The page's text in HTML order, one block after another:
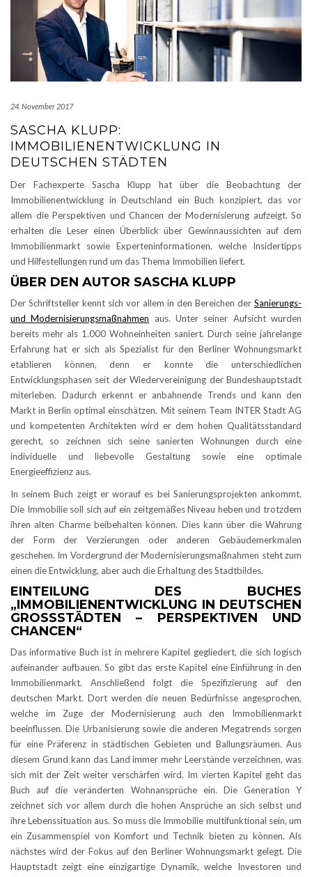
24. November 2017
SASCHA KLUPP:
IMMOBILIENENTWICKLUNG IN
DEUTSCHEN STÄDTEN
Der Fachexperte Sascha Klupp hat über die Beobachtung der
Immobilienentwicklung in Deutschland ein Buch konzipiert, das vor
allem die Perspektiven und Chancen der Modernisierung aufzeigt. So
erhalten die Leser einen Überblick über Gewinnaussichten auf dem
Immobilienmarkt sowie Experteninformationen, welche Insidertipps
und Hilfestellungen rund um das Thema Immobilien liefert.
ÜBER DEN AUTOR SASCHA KLUPP
Der Schriftsteller kennt sich vor allem in den Bereichen der Sanierungs-
und Modernisierungsmaßnahmen aus. Unter seiner Aufsicht wurden
bereits mehr als 1.000 Wohneinheiten saniert. Durch seine jahrelange
Erfahrung hat er sich als Spezialist für den Berliner Wohnungsmarkt
etablieren können, denn er konnte die unterschiedlichen
Entwicklungsphasen seit der Wiedervereinigung der Bundeshauptstadt
miterleben. Dadurch erkennt er anbahnende Trends und kann den
Markt in Berlin optimal einschätzen. Mit seinem Team INTER Stadt AG
und kompetenten Architekten wird er dem hohen Qualitätsstandard
gerecht, so zeichnen sich seine sanierten Wohnungen durch eine
individuelle und liebevolle Gestaltung sowie eine optimale
Energieeffizienz aus.
In seinem Buch zeigt er worauf es bei Sanierungsprojekten ankommt.
Die Immobilie soll sich auf ein zeitgemäßes Niveau heben und trotzdem
ihren alten Charme beibehalten können. Dies kann über die Wahrung
der Form der Verzierungen oder anderen Gebäudemerkmalen
geschehen. Im Vordergrund der Modernisierungsmaßnahmen steht zum
einen die Entwicklung, aber auch die Erhaltung des Stadtbildes.
EINTEILUNG DES BUCHES
„IMMOBILIENENTWICKLUNG IN DEUTSCHEN
GROSSSTÄDTEN – PERSPEKTIVEN UND C
HANCEN“
Das informative Buch ist in mehrere Kapitel gegliedert, die sich logisch
aufeinander aufbauen. So gibt das erste Kapitel eine Einführung in den
Immobilienmarkt. Anschließend folgt die Spezifizierung auf den
deutschen Markt. Dort werden die neuen Bedürfnisse angesprochen,
welche im Zuge der Modernisierung auch den Immobilienmarkt
beeinflussen. Die Urbanisierung sowie die anderen Megatrends sorgen
für eine Präferenz in städtischen Gebieten und Ballungsräumen. Aus
diesem Grund kann das Land immer mehr Leerstände verzeichnen, was
sich mit der Zeit weiter verschärfen wird. Im vierten Kapitel geht das
Buch auf die veränderten Wohnansprüche ein. Die Generation Y
zeichnet sich vor allem durch die hohen Ansprüche an sich selbst und
ihre Lebenssituation aus. So muss die Immobilie multifunktional sein, um
ein Zusammenspiel von Komfort und Technik bieten zu können. Als
nächstes wird der Fokus auf den Berliner Wohnungsmarkt gelegt. Die
Hauptstadt zeigt eine einzigartige Dynamik, welche Investoren und